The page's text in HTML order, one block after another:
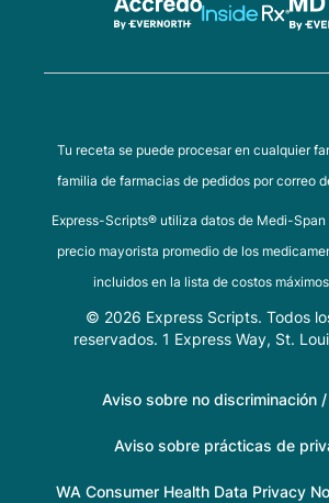
Tu receta se puede procesar en cualquier
familia de farmacias de pedidos por correo
Express-Scripts® utiliza datos de Medi-Span
precio mayorista promedio de los
incluidos en la lista de costos
© 2026 Express Scripts. Todos
reservados. 1 Express Way, St.
Aviso sobre no discriminación
Aviso sobre prácticas de
WA Consumer Health Data Privacy